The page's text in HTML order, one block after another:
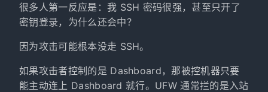
很多人第一反应是：我 SSH 密码很强，甚至只开了
密钥登录，为什么还会中？
因为攻击可能根本没走 SSH。
如果攻击者控制的是 Dashboard，那被控机器只要
能主动连上 Dashboard 就行。UFW 通常拦的是入站